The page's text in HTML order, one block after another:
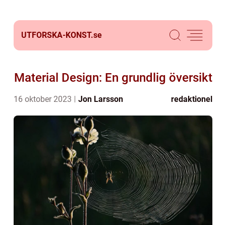
UTFORSKA-KONST.se
Material Design: En grundlig översikt
16 oktober 2023 Jon Larsson redaktionel